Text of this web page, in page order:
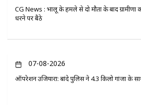
CG News : भालू के हमले से दो मौतों के बाद
धरने पर बैठे
07-08-2026
ऑपरेशन उजियारा: बांदे पुलिस ने 4.3 किलो गांजा के